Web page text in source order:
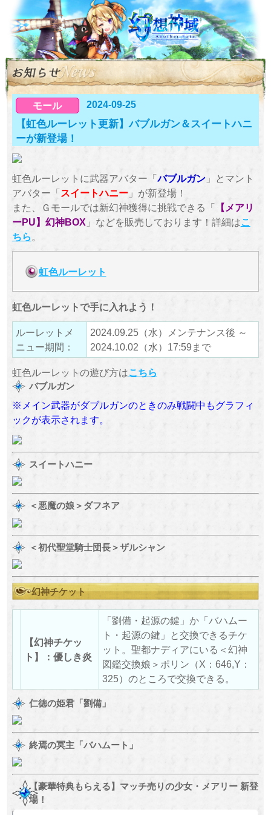
モール 2024-09-25
【虹色ルーレット更新】バブルガン＆スイートハニ
ーが新登場！
虹色ルーレットに武器アバター「バブルガン」とマント
アバター「スイートハニー」が新登場！
また、Ｇモールでは新幻神獲得に挑戦できる「 【メアリ
ーPU】幻神BOX 」などを販売しております！詳細はこ
ちら 。
虹色ルーレット
虹色ルーレットで手に入れよう！
ルーレットメ
ニュー期間：
2024.09.25（水）メンテナンス後 ～
2024.10.02（水）17:59まで
虹色ルーレットの遊び方はこちら
バブルガン
※メイン武器がダブルガンのときのみ戦闘中もグラフィ
ックが表示されます。
スイートハニー
＜悪魔の娘＞ダフネア
＜初代聖堂騎士団長＞ザルシャン
幻神チケット
【幻神チケッ
ト】：優しき炎
「劉備・起源の鍵」か「バハムー
ト・起源の鍵」と交換できるチケ
ット。聖都ナディアにいる＜幻神
図鑑交換娘＞ポリン（X：646,Y：
325）のところで交換できる。
仁徳の姫君「劉備」
終焉の冥主「バハムート」
【豪華特典もらえる】マッチ売りの少女・メアリー 新登
場！